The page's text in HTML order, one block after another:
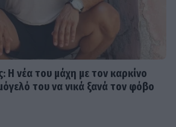
Η νέα του μάχη με τον καρκίνο
του να νικά ξανά τον φόβο